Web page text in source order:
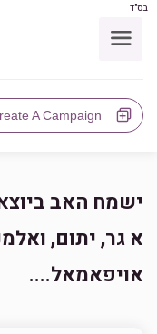
בס"ד
A Campaign
ישמח האב
א גר, יתום,
אויפאמאל....